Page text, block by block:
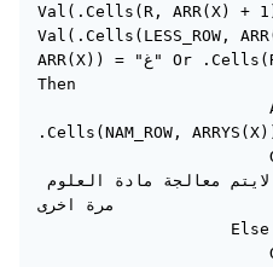
Val(.Cells(R, ARR(X) +
Val(.Cells(LESS_ROW,
ARR(X)) = "غ" Or .Cells(R, ARR(X) + 1) = "غ"
Then
                        ALL_LESS = ALL_LESS &
.Cells(NAM_ROW,
                        GoTo 86  'هنا يتم تخطى
عمل الكود بالاسفل حتى لايتم معالجة مادة العلوم
مرة اخرى
                    Else
                        GoTo 86  'وهنا ايضا يتم